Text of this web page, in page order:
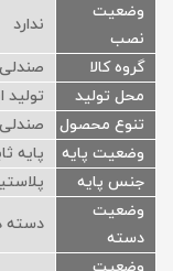
وضعیت
نصب
ندارد
گروه کالا
محل تولید
تولید
تنوع محصول
وضعیت پایه
پایه
جنس پایه
وضعیت
دسته
دسته